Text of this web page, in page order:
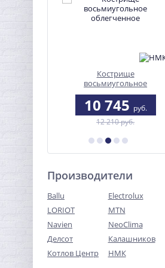
Кострище
восьмиугольное
облегченное
10 745руб.
12 210 руб.
Производители
Ballu
Electrolux
LORIOT
MTN
Navien
NeoClima
Делсот
Калашников
Котлов Центр
НМК